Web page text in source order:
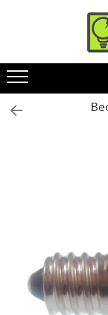
Toate Produsele
Tub Neon
Tub Neon LED